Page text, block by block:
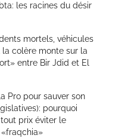
les racines du désir
mortels, véhicules
la colère monte sur la
entre Bir Jdid et El
Pro pour sauver son
pourquoi
prix éviter le